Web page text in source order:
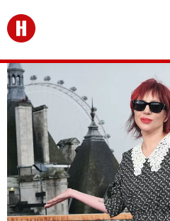
Перейти на главную